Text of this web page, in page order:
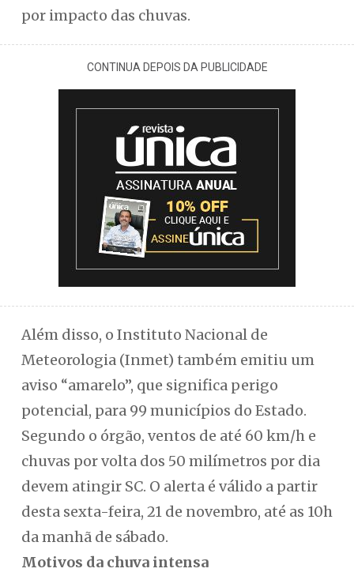
por impacto das chuvas.
CONTINUA DEPOIS DA PUBLICIDADE
Além disso, o Instituto Nacional de
Meteorologia (Inmet) também emitiu um
aviso “amarelo”, que significa perigo
potencial, para 99 municípios do Estado.
Segundo o órgão, ventos de até 60 km/h e
chuvas por volta dos 50 milímetros por dia
devem atingir SC. O alerta é válido a partir
desta sexta-feira, 21 de novembro, até as 10h
da manhã de sábado.
Motivos da chuva intensa